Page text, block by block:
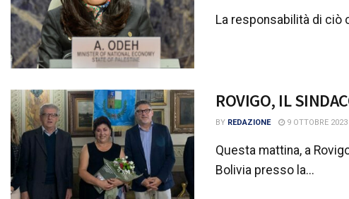
La responsabilità di ciò
ROVIGO, IL
BY REDAZIONE 9 OTTOBRE 2023
Questa mattina, a
Bolivia presso la...